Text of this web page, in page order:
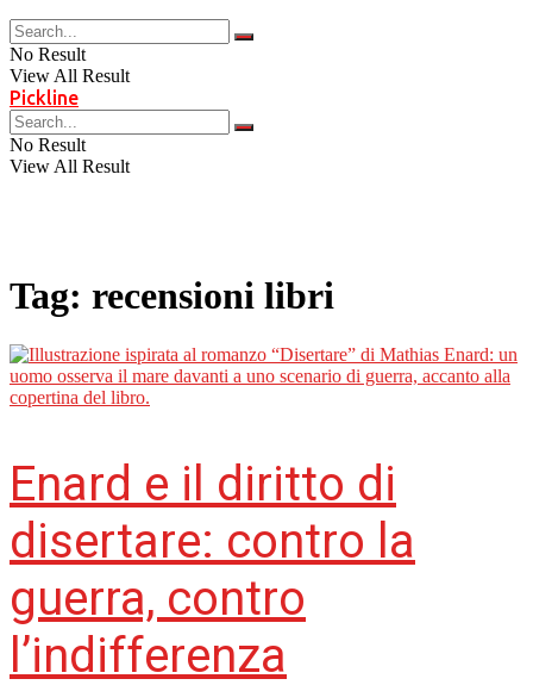
No Result
View All Result
Pickline
No Result
View All Result
Tag: recensioni libri
Enard e il diritto di
disertare: contro la
guerra, contro
l’indifferenza